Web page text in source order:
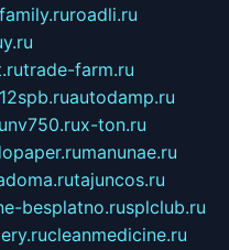
roadli.ru
trade-farm.ru
autodamp.ru
nv750.rux-ton.ru
manunae.ru
tajuncos.ru
besplatno.rusplclub.ru
cleanmedicine.ru